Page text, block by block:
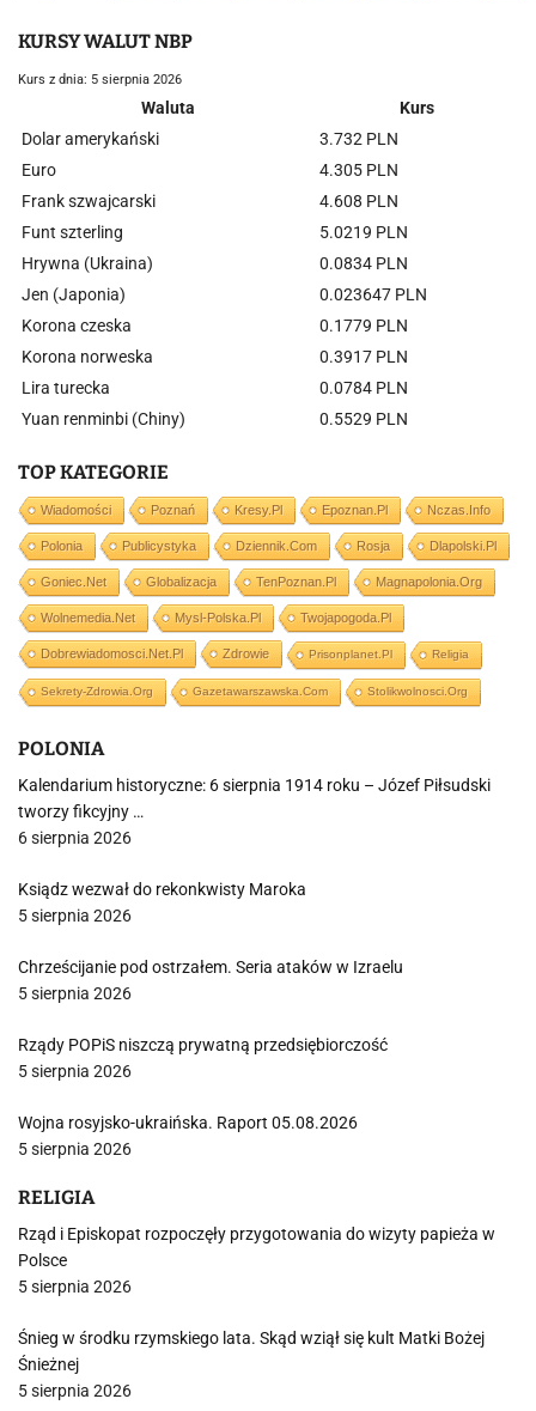
KURSY WALUT NBP
Kurs z dnia: 5 sierpnia 2026
Waluta
Kurs
Dolar amerykański
3.732 PLN
Euro
4.305 PLN
Frank szwajcarski
4.608 PLN
Funt szterling
5.0219 PLN
Hrywna (Ukraina)
0.0834 PLN
Jen (Japonia)
0.023647 PLN
Korona czeska
0.1779 PLN
Korona norweska
0.3917 PLN
Lira turecka
0.0784 PLN
Yuan renminbi (Chiny)
0.5529 PLN
TOP KATEGORIE
Wiadomości Poznań Kresy.pl Epoznan.pl Nczas.info
Polonia Publicystyka Dziennik.com Rosja Dlapolski.pl
Goniec.net Globalizacja TenPoznan.pl Magnapolonia.org
Wolnemedia.net Mysl-Polska.pl Twojapogoda.pl
Dobrewiadomosci.net.pl Zdrowie Prisonplanet.pl Religia
Sekrety-Zdrowia.org Gazetawarszawska.com Stolikwolnosci.org
POLONIA
Kalendarium historyczne: 6 sierpnia 1914 roku – Józef Piłsudski
tworzy fikcyjny …
6 sierpnia 2026
Ksiądz wezwał do rekonkwisty Maroka
5 sierpnia 2026
Chrześcijanie pod ostrzałem. Seria ataków w Izraelu
5 sierpnia 2026
Rządy POPiS niszczą prywatną przedsiębiorczość
5 sierpnia 2026
Wojna rosyjsko-ukraińska. Raport 05.08.2026
5 sierpnia 2026
RELIGIA
Rząd i Episkopat rozpoczęły przygotowania do wizyty papieża w
Polsce
5 sierpnia 2026
Śnieg w środku rzymskiego lata. Skąd wziął się kult Matki Bożej
Śnieżnej
5 sierpnia 2026